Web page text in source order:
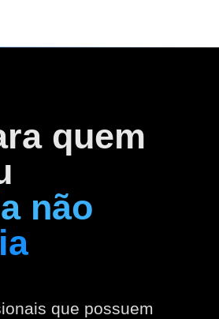
quem
não
que possuem